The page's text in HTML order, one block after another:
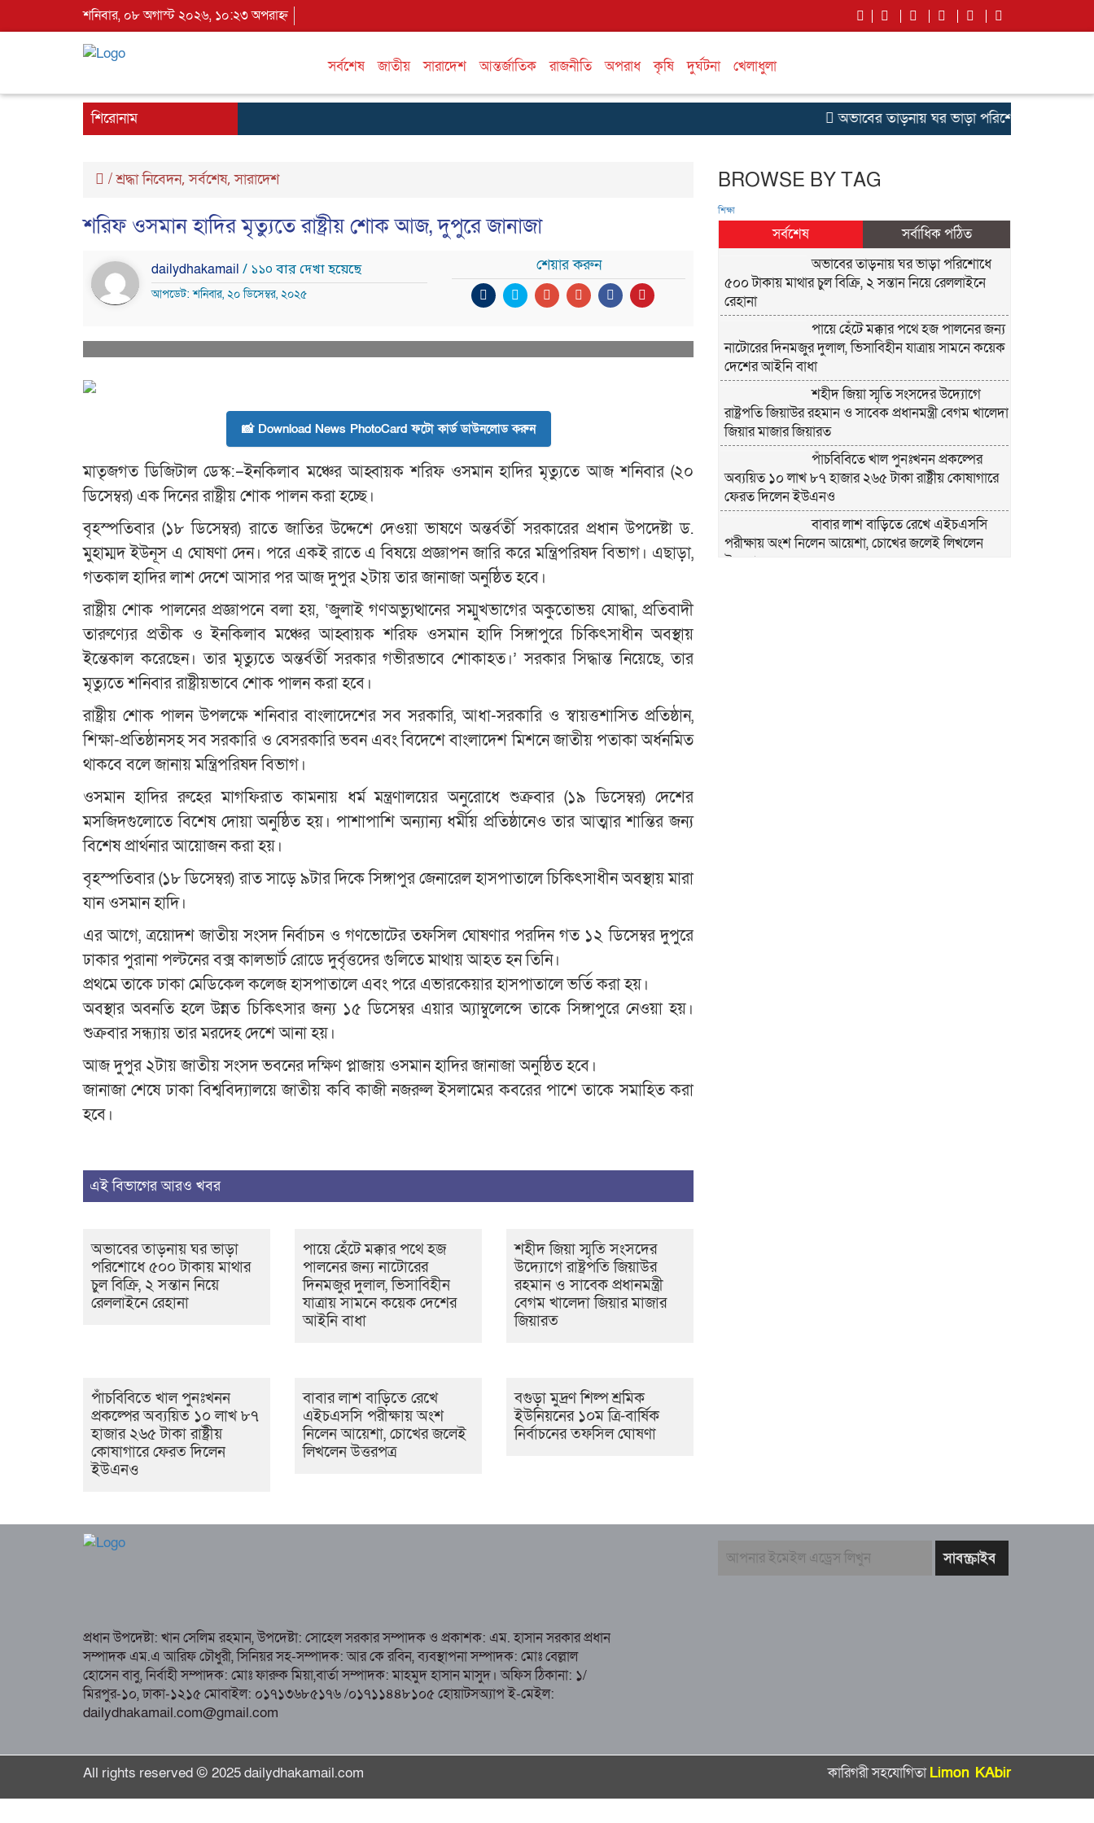
শনিবার, ০৮ অগাস্ট ২০২৬, ১০:২৩ অপরাহ্ন
সর্বশেষ জাতীয় সারাদেশ আন্তর্জাতিক রাজনীতি অপরাধ কৃষি দুর্ঘটনা খেলাধুলা
শিরোনাম অভাবের তাড়নায় ঘর ভাড়া পরিশোধে ৫০০ টাকায়
/শ্রদ্ধা নিবেদন,সর্বশেষ,সারাদেশ
শরিফ ওসমান হাদির মৃত্যুতে রাষ্ট্রীয় শোক আজ, দুপুরে জানাজা
dailydhakamail / ১১০ বার দেখা হয়েছে
আপডেট: শনিবার, ২০ ডিসেম্বর, ২০২৫
শেয়ার করুন
📸 Download News PhotoCard ফটো কার্ড ডাউনলোড করুন
মাতৃজগত ডিজিটাল ডেস্ক:–ইনকিলাব মঞ্চের আহ্বায়ক শরিফ ওসমান হাদির মৃত্যুতে আজ শনিবার (২০
ডিসেম্বর) এক দিনের রাষ্ট্রীয় শোক পালন করা হচ্ছে।
বৃহস্পতিবার (১৮ ডিসেম্বর) রাতে জাতির উদ্দেশে দেওয়া ভাষণে অন্তর্বর্তী সরকারের প্রধান উপদেষ্টা ড.
মুহাম্মদ ইউনূস এ ঘোষণা দেন। পরে একই রাতে এ বিষয়ে প্রজ্ঞাপন জারি করে মন্ত্রিপরিষদ বিভাগ। এছাড়া,
গতকাল হাদির লাশ দেশে আসার পর আজ দুপুর ২টায় তার জানাজা অনুষ্ঠিত হবে।
রাষ্ট্রীয় শোক পালনের প্রজ্ঞাপনে বলা হয়, ‘জুলাই গণঅভ্যুত্থানের সম্মুখভাগের অকুতোভয় যোদ্ধা, প্রতিবাদী
তারুণ্যের প্রতীক ও ইনকিলাব মঞ্চের আহ্বায়ক শরিফ ওসমান হাদি সিঙ্গাপুরে চিকিৎসাধীন অবস্থায়
ইন্তেকাল করেছেন। তার মৃত্যুতে অন্তর্বর্তী সরকার গভীরভাবে শোকাহত।’ সরকার সিদ্ধান্ত নিয়েছে, তার
মৃত্যুতে শনিবার রাষ্ট্রীয়ভাবে শোক পালন করা হবে।
রাষ্ট্রীয় শোক পালন উপলক্ষে শনিবার বাংলাদেশের সব সরকারি, আধা-সরকারি ও স্বায়ত্তশাসিত প্রতিষ্ঠান,
শিক্ষা-প্রতিষ্ঠানসহ সব সরকারি ও বেসরকারি ভবন এবং বিদেশে বাংলাদেশ মিশনে জাতীয় পতাকা অর্ধনমিত
থাকবে বলে জানায় মন্ত্রিপরিষদ বিভাগ।
ওসমান হাদির রুহের মাগফিরাত কামনায় ধর্ম মন্ত্রণালয়ের অনুরোধে শুক্রবার (১৯ ডিসেম্বর) দেশের
মসজিদগুলোতে বিশেষ দোয়া অনুষ্ঠিত হয়। পাশাপাশি অন্যান্য ধর্মীয় প্রতিষ্ঠানেও তার আত্মার শান্তির জন্য
বিশেষ প্রার্থনার আয়োজন করা হয়।
বৃহস্পতিবার (১৮ ডিসেম্বর) রাত সাড়ে ৯টার দিকে সিঙ্গাপুর জেনারেল হাসপাতালে চিকিৎসাধীন অবস্থায় মারা
যান ওসমান হাদি।
এর আগে, ত্রয়োদশ জাতীয় সংসদ নির্বাচন ও গণভোটের তফসিল ঘোষণার পরদিন গত ১২ ডিসেম্বর দুপুরে
ঢাকার পুরানা পল্টনের বক্স কালভার্ট রোডে দুর্বৃত্তদের গুলিতে মাথায় আহত হন তিনি।
প্রথমে তাকে ঢাকা মেডিকেল কলেজ হাসপাতালে এবং পরে এভারকেয়ার হাসপাতালে ভর্তি করা হয়।
অবস্থার অবনতি হলে উন্নত চিকিৎসার জন্য ১৫ ডিসেম্বর এয়ার অ্যাম্বুলেন্সে তাকে সিঙ্গাপুরে নেওয়া হয়।
শুক্রবার সন্ধ্যায় তার মরদেহ দেশে আনা হয়।
আজ দুপুর ২টায় জাতীয় সংসদ ভবনের দক্ষিণ প্লাজায় ওসমান হাদির জানাজা অনুষ্ঠিত হবে।
জানাজা শেষে ঢাকা বিশ্ববিদ্যালয়ে জাতীয় কবি কাজী নজরুল ইসলামের কবরের পাশে তাকে সমাহিত করা
হবে।
এই বিভাগের আরও খবর
অভাবের তাড়নায় ঘর ভাড়া
পরিশোধে ৫০০ টাকায় মাথার
চুল বিক্রি, ২ সন্তান নিয়ে
রেললাইনে রেহানা
পায়ে হেঁটে মক্কার পথে হজ
পালনের জন্য নাটোরের
দিনমজুর দুলাল, ভিসাবিহীন
যাত্রায় সামনে কয়েক দেশের
আইনি বাধা
শহীদ জিয়া স্মৃতি সংসদের
উদ্যোগে রাষ্ট্রপতি জিয়াউর
রহমান ও সাবেক প্রধানমন্ত্রী
বেগম খালেদা জিয়ার মাজার
জিয়ারত
পাঁচবিবিতে খাল পুনঃখনন
প্রকল্পের অব্যয়িত ১০ লাখ ৮৭
হাজার ২৬৫ টাকা রাষ্ট্রীয়
কোষাগারে ফেরত দিলেন
ইউএনও
বাবার লাশ বাড়িতে রেখে
এইচএসসি পরীক্ষায় অংশ
নিলেন আয়েশা, চোখের জলেই
লিখলেন উত্তরপত্র
বগুড়া মুদ্রণ শিল্প শ্রমিক
ইউনিয়নের ১০ম ত্রি-বার্ষিক
নির্বাচনের তফসিল ঘোষণা
BROWSE BY TAG
শিক্ষা
সর্বশেষ
সর্বাধিক পঠিত
অভাবের তাড়নায় ঘর ভাড়া পরিশোধে
৫০০ টাকায় মাথার চুল বিক্রি, ২ সন্তান নিয়ে রেললাইনে
রেহানা
পায়ে হেঁটে মক্কার পথে হজ পালনের জন্য
নাটোরের দিনমজুর দুলাল, ভিসাবিহীন যাত্রায় সামনে কয়েক
দেশের আইনি বাধা
শহীদ জিয়া স্মৃতি সংসদের উদ্যোগে
রাষ্ট্রপতি জিয়াউর রহমান ও সাবেক প্রধানমন্ত্রী বেগম খালেদা
জিয়ার মাজার জিয়ারত
পাঁচবিবিতে খাল পুনঃখনন প্রকল্পের
অব্যয়িত ১০ লাখ ৮৭ হাজার ২৬৫ টাকা রাষ্ট্রীয় কোষাগারে
ফেরত দিলেন ইউএনও
বাবার লাশ বাড়িতে রেখে এইচএসসি
পরীক্ষায় অংশ নিলেন আয়েশা, চোখের জলেই লিখলেন
উত্তরপত্র
প্রধান উপদেষ্টা: খান সেলিম রহমান, উপদেষ্টা: সোহেল সরকার সম্পাদক ও প্রকাশক: এম. হাসান সরকার প্রধান
সম্পাদক এম.এ আরিফ চৌধুরী, সিনিয়র সহ-সম্পাদক: আর কে রবিন, ব্যবস্থাপনা সম্পাদক: মোঃ বেল্লাল
হোসেন বাবু, নির্বাহী সম্পাদক: মোঃ ফারুক মিয়া,বার্তা সম্পাদক: মাহমুদ হাসান মাসুদ। অফিস ঠিকানা: ১/
মিরপুর-১০, ঢাকা-১২১৫ মোবাইল: ০১৭১৩৬৮৫১৭৬ /০১৭১১৪৪৮১০৫ হোয়াটসঅ্যাপ ই-মেইল:
dailydhakamail.com@gmail.com
All rights reserved © 2025 dailydhakamail.com কারিগরী সহযোগিতাLimon KAbir